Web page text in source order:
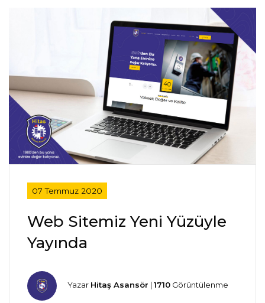
07 Temmuz 2020
Web Sitemiz Yeni Yüzüyle
Yayında
Yazar Hitaş Asansör 1710 Görüntülenme